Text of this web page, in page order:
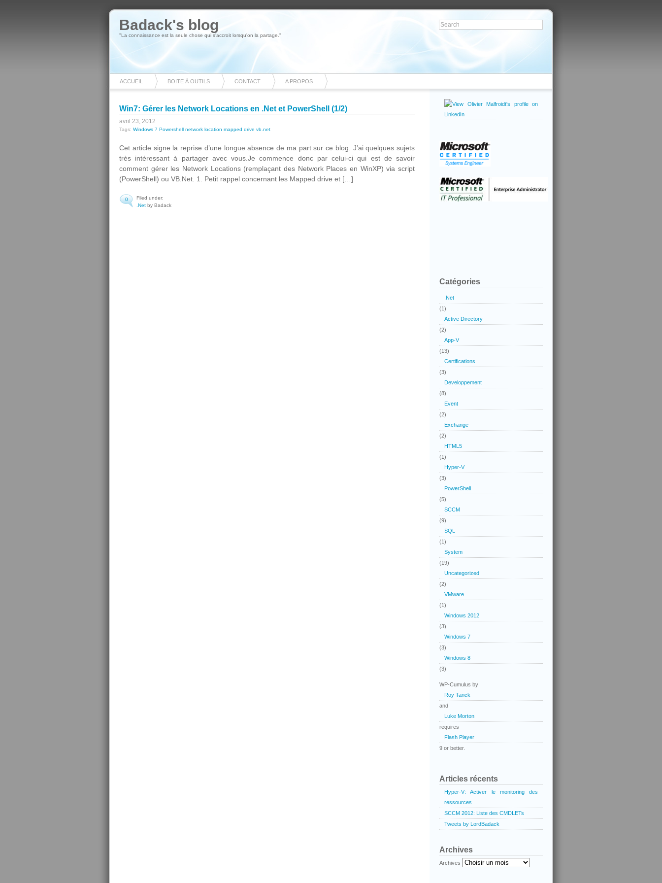
Badack's blog
"La connaissance est la seule chose qui s'accroit lorsqu'on la partage."
ACCUEIL BOITE À OUTILS CONTACT A PROPOS
Win7: Gérer les Network Locations en .Net et PowerShell (1/2)
avril 23, 2012
Tags: Windows 7 Powershell network location mapped drive vb.net
Cet article signe la reprise d’une longue absence de ma part sur ce blog. J’ai quelques sujets
très intéressant à partager avec vous.Je commence donc par celui-ci qui est de savoir
comment gérer les Network Locations (remplaçant des Network Places en WinXP) via script
(PowerShell) ou VB.Net. 1. Petit rappel concernant les Mapped drive et […]
0
Filed under:
.Net by Badack
Catégories
.Net
(1)
Active Directory
(2)
App-V
(13)
Certifications
(3)
Developpement
(8)
Event
(2)
Exchange
(2)
HTML5
(1)
Hyper-V
(3)
PowerShell
(5)
SCCM
(9)
SQL
(1)
System
(19)
Uncategorized
(2)
VMware
(1)
Windows 2012
(3)
Windows 7
(3)
Windows 8
(3)
WP-Cumulus by
Roy Tanck
and
Luke Morton
requires
Flash Player
9 or better.
Articles récents
Hyper-V: Activer le monitoring des
ressources
SCCM 2012: Liste des CMDLETs
Tweets by LordBadack
Archives
Archives